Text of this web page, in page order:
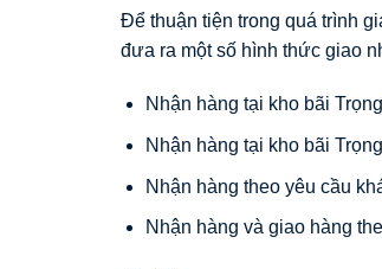
Để thuận tiện trong quá trình
đưa ra một số hình thức giao
Nhận hàng tại kho bãi
Nhận hàng tại kho bãi
Nhận hàng theo yêu cầu
Nhận hàng và giao hàng